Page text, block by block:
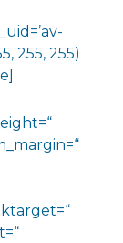
255, 255)